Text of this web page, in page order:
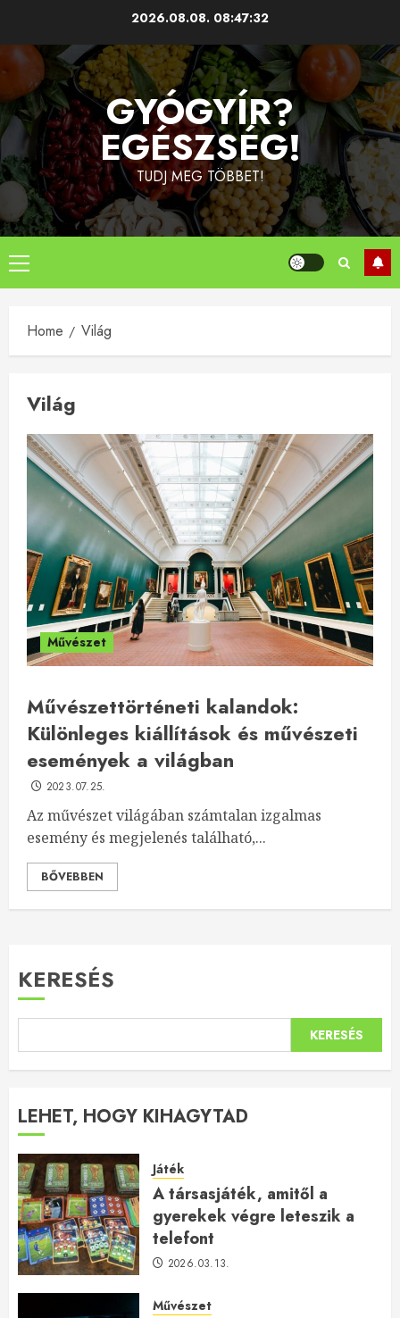
content
2026.08.08. 08:47:32
GYÓGYÍR?
EGÉSZSÉG!
TUDJ MEG TÖBBET!
Primary
Menu
Home Világ
Világ
Művészet
Művészettörténeti kalandok:
Különleges kiállítások és művészeti
események a világban
2023.07.25.
Az művészet világában számtalan izgalmas
esemény és megjelenés található,...
BŐVEBBEN
KERESÉS
KERESÉS
LEHET, HOGY KIHAGYTAD
Játék
A társasjáték, amitől a
gyerekek végre leteszik a
telefont
2026.03.13.
Művészet